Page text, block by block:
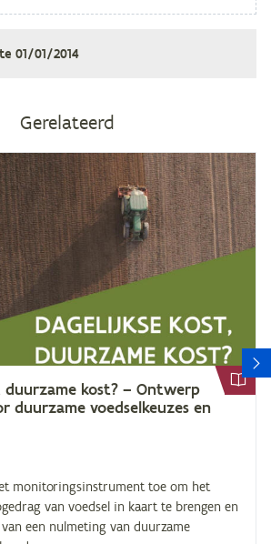
01/01/2014
Gerelateerd
duur­za­me kost? – Ont­werp
duur­za­me voed­sel­keu­zes en
monitoringsinstrument toe om het
van voedsel in kaart te brengen en
een nulmeting van duurzame